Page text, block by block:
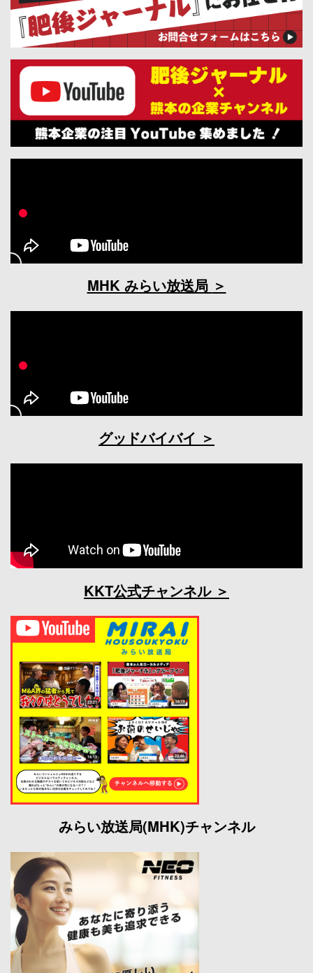
MHK みらい放送局
グッドバイバイ
KKT公式チャンネル
みらい放送局(MHK)チャンネル